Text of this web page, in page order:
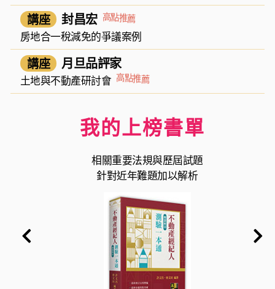
講座 封昌宏 高點推薦
房地合一稅減免的爭議案例
講座 月旦品評家
土地與不動產研討會 高點推薦
我的上榜書單
相關重要法規與歷屆試題
針對近年難題加以解析